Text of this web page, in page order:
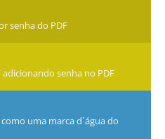
senha do PDF
senha no PDF
uma marca d`água do